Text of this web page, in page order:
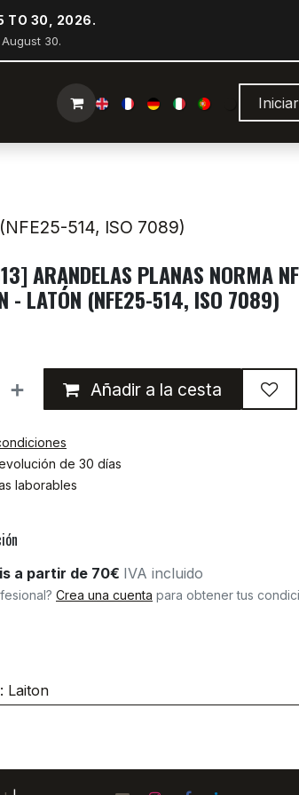
TO 30, 2026.
30.
514, ISO 7089)
ARANDELAS PLANAS NORMA
- LATÓN (NFE25-514, ISO 7089)
Añadir a la cesta
de 30 días
laborables
a partir de 70€ IVA incluido
Crea una cuenta para obtener tus
: Laiton